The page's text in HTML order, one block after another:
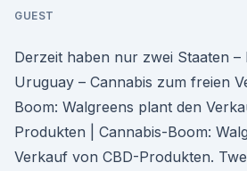
GUEST
Derzeit haben nur zwei Staaten –
Uruguay – Cannabis zum freien
Boom: Walgreens plant den
Produkten | Cannabis-Boom:
Verkauf von CBD-Produkten.